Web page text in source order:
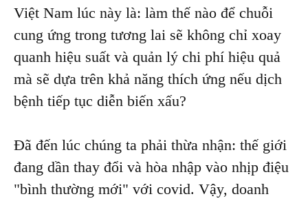
Việt Nam lúc này là: làm thế nào để chuỗi
cung ứng trong tương lai sẽ không chỉ xoay
quanh hiệu suất và quản lý chi phí hiệu quả
mà sẽ dựa trên khả năng thích ứng nếu dịch
bệnh tiếp tục diễn biến xấu?
Đã đến lúc chúng ta phải thừa nhận: thế giới
đang dần thay đổi và hòa nhập vào nhịp điệu
"bình thường mới" với covid. Vậy, doanh